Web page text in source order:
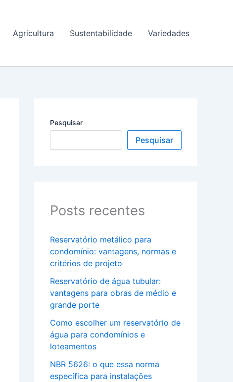
Agricultura Sustentabilidade Variedades
Pesquisar
Pesquisar
Posts recentes
Reservatório metálico para
condomínio: vantagens, normas e
critérios de projeto
Reservatório de água tubular:
vantagens para obras de médio e
grande porte
Como escolher um reservatório de
água para condomínios e
loteamentos
NBR 5626: o que essa norma
específica para instalações